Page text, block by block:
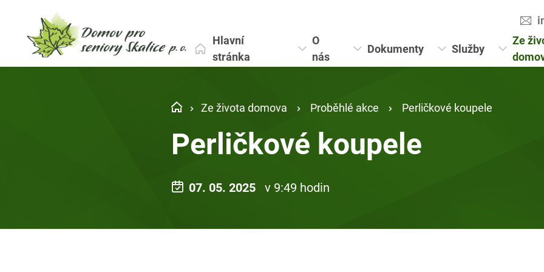
Hlavní
stránka
O
nás
Dokumenty Služby
Ze
Ze života domova Proběhlé akce Perličkové koupele
Perličkové koupele
07. 05. 2025 v 9:49 hodin